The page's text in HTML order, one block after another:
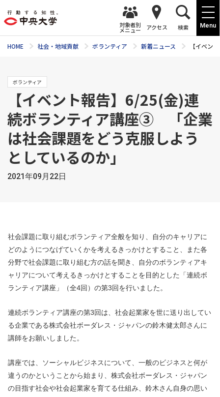
Menu
対象者別
メニュー アクセス 検索
HOME 社会・地域貢献 ボランティア 新着ニュース 【イベン
ボランティア
【イベント報告】6/25(金)連
続ボランティア講座③ 「企業
は社会課題をどう克服しよう
としているのか」
2021年09月22日
社会課題に取り組むボランティア全般を知り、自分のキャリアに
どのようにつなげていくかを考えるきっかけとすること、また各
分野で社会課題に取り組む方の話を聞き、自分のボランティアキ
ャリアについて考えるきっかけとすることを目的とした「連続ボ
ランティア講座」（全4回）の第3回を行いました。
連続ボランティア講座の第3回は、社会起業家を世に送り出してい
る企業である株式会社ボーダレス・ジャパンの鈴木健太郎さんに
講師をお願いしました。
講座では、ソーシャルビジネスについて、一般のビジネスと何が
違うのかということから始まり、株式会社ボーダレス・ジャパン
の目指す社会や社会起業家を育てる仕組み、鈴木さん自身の思い